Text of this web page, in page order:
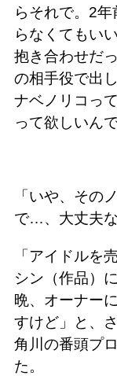
らそれで。2
らなくてもい
抱き合わせだ
の相手役で出
ナベノリコっ
って欲しいん
「いや、その
で…、大丈夫な
「アイドルを
シン（作品）
晩、オーナー
すけど」と、
角川の番頭プ
た。